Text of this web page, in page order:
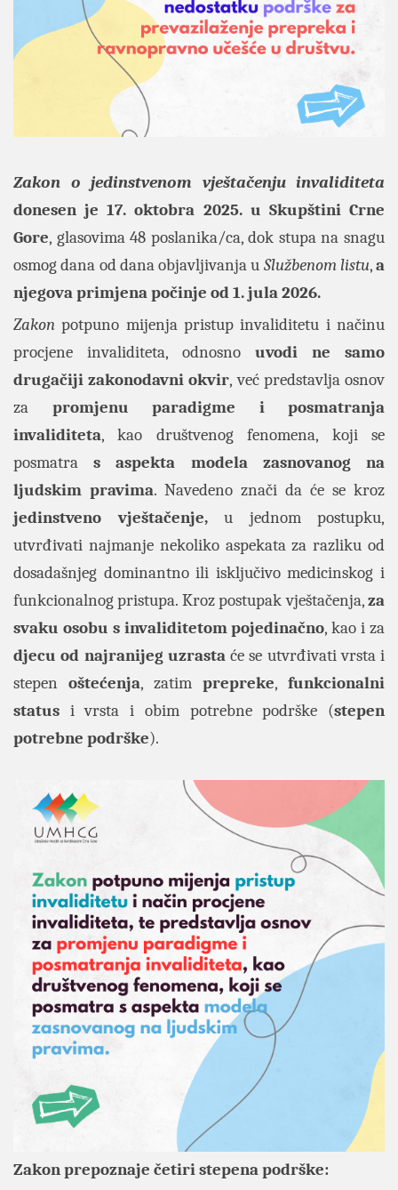
Zakon o jedinstvenom vještačenju invaliditeta
donesen je 17. oktobra 2025. u Skupštini Crne
Gore, glasovima 48 poslanika/ca, dok stupa na snagu
osmog dana od dana objavljivanja u Službenom listu,a
njegova primjena počinje od 1. jula 2026.
Zakonpotpuno mijenja pristup invaliditetu i načinu
procjene invaliditeta, odnosno uvodi ne samo
drugačiji zakonodavni okvir, već predstavlja osnov
za promjenu paradigme i posmatranja
invaliditeta, kao društvenog fenomena, koji se
posmatras aspekta modela zasnovanog na
ljudskim pravima. Navedeno znači da će se kroz
jedinstveno vještačenje,u jednom postupku,
utvrđivati najmanje nekoliko aspekata za razliku od
dosadašnjeg dominantno ili isključivo medicinskog i
funkcionalnog pristupa. Kroz postupak vještačenja,za
svaku osobu s invaliditetom pojedinačno, kao i za
djecu od najranijeg uzrastaće se utvrđivati vrsta i
stepen oštećenja, zatim prepreke, funkcionalni
status i vrsta i obim potrebne podrške (stepen
potrebne podrške).
Zakon prepoznaje četiri stepena podrške: